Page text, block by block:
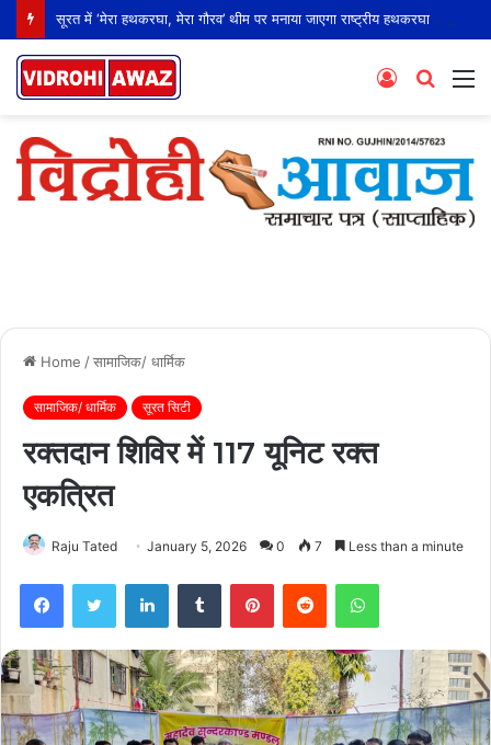
सूरत में ‘मेरा हथकरघा, मेरा गौरव’ थीम पर मनाया जाएगा राष्ट्रीय हथकरघा दिवस
Search
Log
Home /सामाजिक/ धार्मिक
सामाजिक/ धार्मिक सूरत सिटी
रक्तदान शिविर में 117 यूनिट रक्त
एकत्रित
Raju Tated January 5, 2026 0 7 Less than a minute
FacebookTwitter LinkedInTumblr PinterestReddit WhatsApp